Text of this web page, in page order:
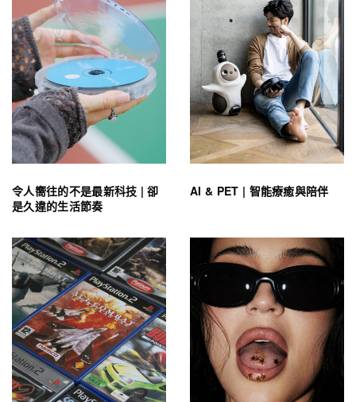
令人嚮往的不是最新科技 | 卻
是久違的生活節奏
AI & PET | 智能療癒與陪伴